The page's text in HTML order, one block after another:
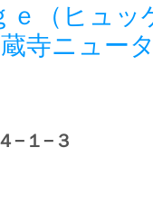
ｅ（ヒュッ
ニュー
−１−３